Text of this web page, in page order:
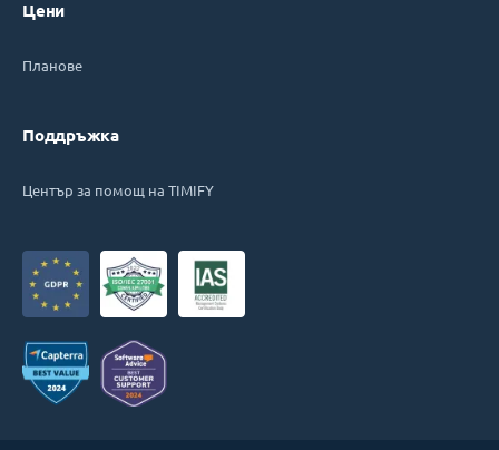
Цени
Планове
Поддръжка
Център за помощ на TIMIFY